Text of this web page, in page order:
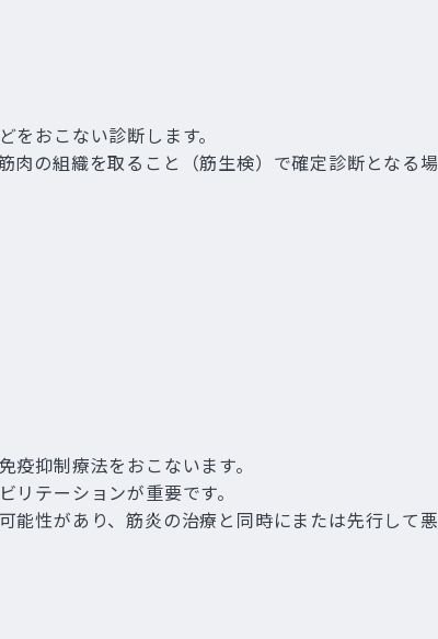
おこない診断します。
肉の組織を取ること（筋生検）で確定診断となる場
抑制療法をおこないます。
テーションが重要です。
能性があり、筋炎の治療と同時にまたは先行して悪